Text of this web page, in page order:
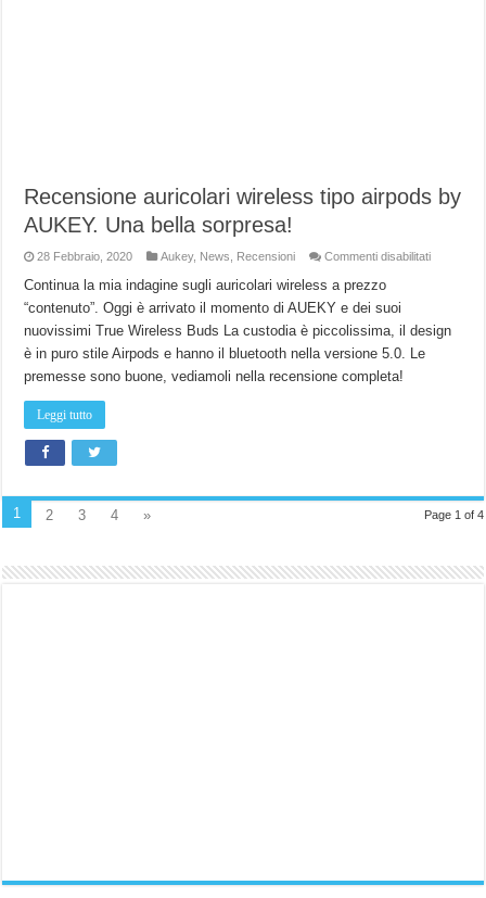
Recensione auricolari wireless tipo airpods by
AUKEY. Una bella sorpresa!
28 Febbraio, 2020 Aukey, News Recensioni Commenti disabilitatisu
by
Continua la mia indagine sugli auricolari wireless a prezzo
“contenuto”. Oggi è arrivato il momento di AUEKY e dei suoi
nuovissimi True Wireless Buds La custodia è piccolissima, il design
è in puro stile Airpods e hanno il bluetooth nella versione 5.0. Le
premesse sono buone, vediamoli nella recensione completa!
Leggi tutto
Page 1 of 4
1 2 3 4 »